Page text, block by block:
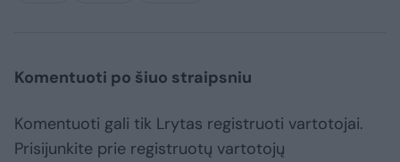
Komentuoti po šiuo straipsniu
Komentuoti gali tik Lrytas registruoti vartotojai.
Prisijunkite prie registruotų vartotojų